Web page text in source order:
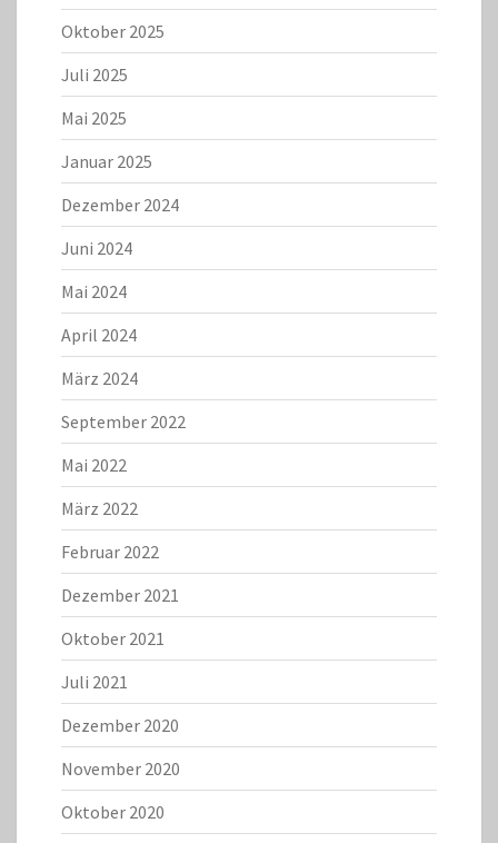
Oktober 2025
Juli 2025
Mai 2025
Januar 2025
Dezember 2024
Juni 2024
Mai 2024
April 2024
März 2024
September 2022
Mai 2022
März 2022
Februar 2022
Dezember 2021
Oktober 2021
Juli 2021
Dezember 2020
November 2020
Oktober 2020